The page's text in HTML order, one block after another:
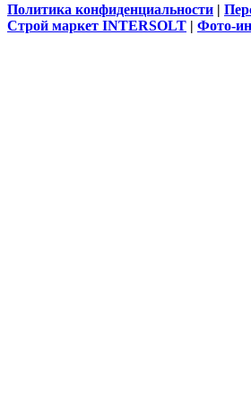
Политика конфиденциальности |
Строй маркет INTERSOLT | Фото-